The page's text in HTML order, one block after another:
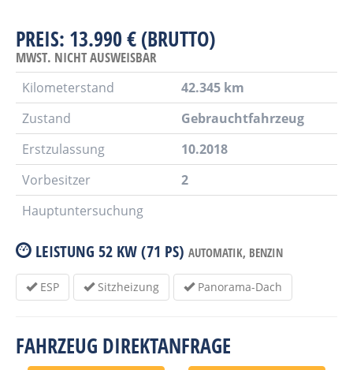
PREIS: 13.990 € (BRUTTO)
MWST. NICHT AUSWEISBAR
Kilometerstand
42.345 km
Zustand
Gebrauchtfahrzeug
Erstzulassung
10.2018
Vorbesitzer
2
Hauptuntersuchung
LEISTUNG 52 KW (71 PS) AUTOMATIK, BENZIN
ESP Sitzheizung Panorama-Dach
FAHRZEUG DIREKTANFRAGE